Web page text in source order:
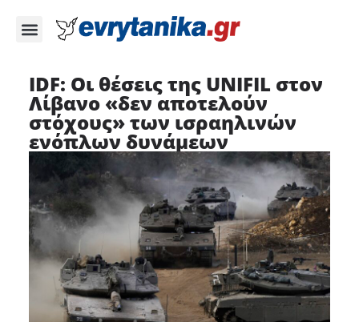
IDF: Οι θέσεις της UNIFIL στον
Λίβανο «δεν αποτελούν
στόχους» των ισραηλινών
ενόπλων δυνάμεων